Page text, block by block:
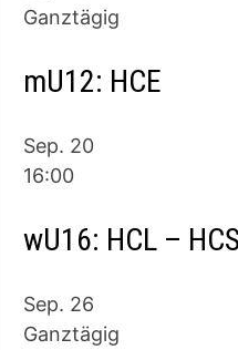
Ganztägig
mU12: HCE
Sep. 20
16:00
wU16: HCL –
Sep. 26
Ganztägig